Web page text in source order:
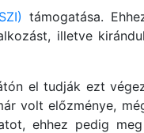
támogatása.
illetve
el tudják ezt
volt előzménye,
ehhez pedig